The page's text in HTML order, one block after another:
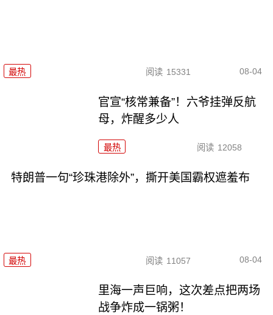
最热 阅读 15331 08-04
官宣“核常兼备”！六爷挂弹反航
母，炸醒多少人
最热 阅读 12058
特朗普一句“珍珠港除外”，撕开美国霸权遮羞布
最热 阅读 11057 08-04
里海一声巨响，这次差点把两场
战争炸成一锅粥！